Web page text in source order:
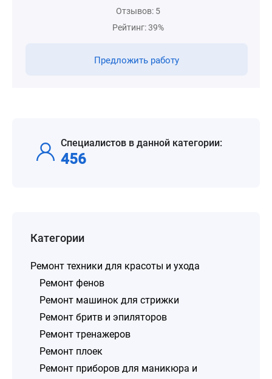
Отзывов: 5
Рейтинг: 39%
Предложить работу
Специалистов в данной категории:
456
Категории
Ремонт техники для красоты и ухода
Ремонт фенов
Ремонт машинок для стрижки
Ремонт бритв и эпиляторов
Ремонт тренажеров
Ремонт плоек
Ремонт приборов для маникюра и